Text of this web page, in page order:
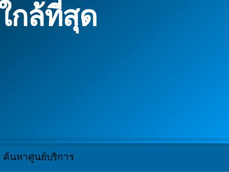
กล้ที่สุด
ค้นหาศูนย์บริการ